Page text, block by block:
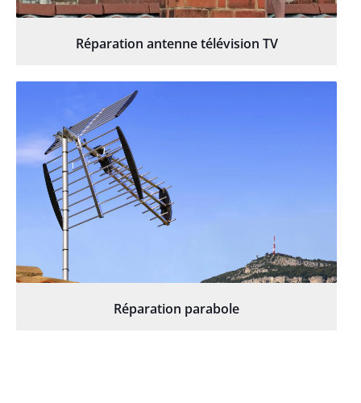
Réparation antenne télévision TV
Réparation parabole